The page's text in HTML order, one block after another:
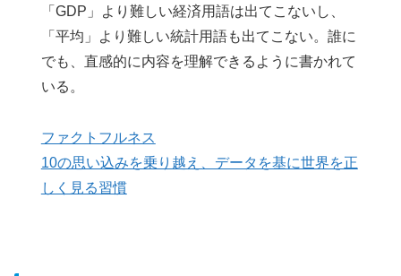
「GDP」より難しい経済用語は出てこないし、
「平均」より難しい統計用語も出てこない。誰に
でも、直感的に内容を理解できるように書かれて
いる。
ファクトフルネス
10の思い込みを乗り越え、データを基に世界を正
しく見る習慣